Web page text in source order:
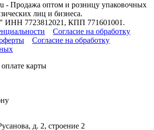
- Продажа оптом и розницу упаковочных
лиц и бизнеса.
7723812021, КПП 771601001.
Согласие на обработку
Согласие на обработку
карты
д. 2, строение 2